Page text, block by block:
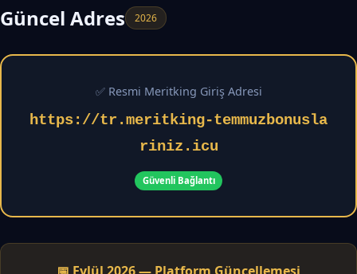
Güncel Adres 2026
✅ Resmi Meritking Giriş Adresi
https://tr.meritking-temmuzbonusla
riniz.icu
Güvenli Bağlantı